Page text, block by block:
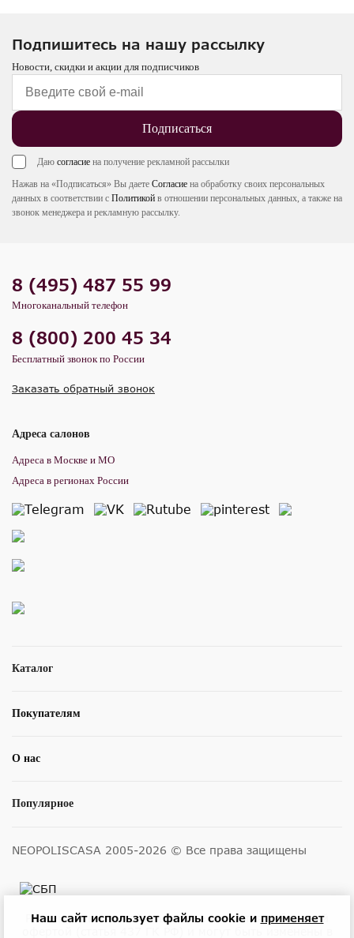
Подпишитесь на нашу рассылку
Новости, скидки и акции для подписчиков
Подписаться
Даю согласие на получение рекламной рассылки
Нажав на «Подписаться» Вы даете Согласие на обработку своих персональных
данных в соответствии с Политикой в отношении персональных данных, а также на
звонок менеджера и рекламную рассылку.
Каталог
Покупателям
О нас
Популярное
8 (495) 487 55 99
Многоканальный телефон
8 (800) 200 45 34
Бесплатный звонок по России
Заказать обратный звонок
Адреса салонов
Адреса в Москве и МО
Адреса в регионах России
NEOPOLISCASA 2005-2026 © Все права защищены
Размещенные на сайте цены не являются публичной
Наш сайт использует файлы cookie и применяет